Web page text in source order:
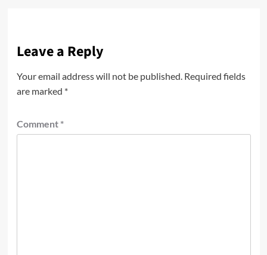
Leave a Reply
Your email address will not be published. Required fields
are marked *
Comment *